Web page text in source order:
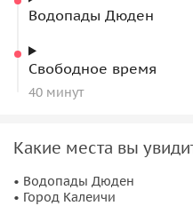
Водопады Дюден
Свободное время
40 минут
Какие места вы
• Водопады Дюден
• Город Калеичи